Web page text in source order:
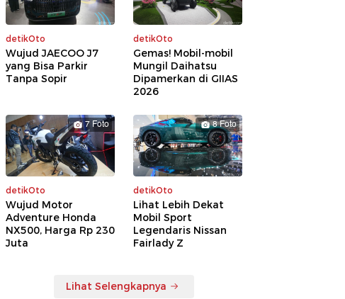
detikOto
Wujud JAECOO J7
yang Bisa Parkir
Tanpa Sopir
detikOto
Gemas! Mobil-mobil
Mungil Daihatsu
Dipamerkan di GIIAS
2026
7 Foto
detikOto
Wujud Motor
Adventure Honda
NX500, Harga Rp 230
Juta
8 Foto
detikOto
Lihat Lebih Dekat
Mobil Sport
Legendaris Nissan
Fairlady Z
Lihat Selengkapnya